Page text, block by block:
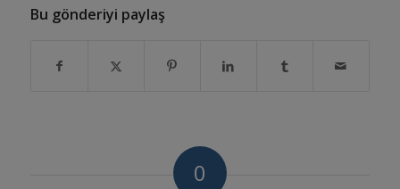
Bu gönderiyi paylaş
0